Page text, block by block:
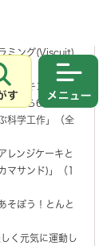
さがす
ミング(Viscuit)
）
ッキング(タコ
生から6年生）
科学工作」（全
レンジケーキと
マサンド)」（1
そぼう！とんと
く元気に運動し